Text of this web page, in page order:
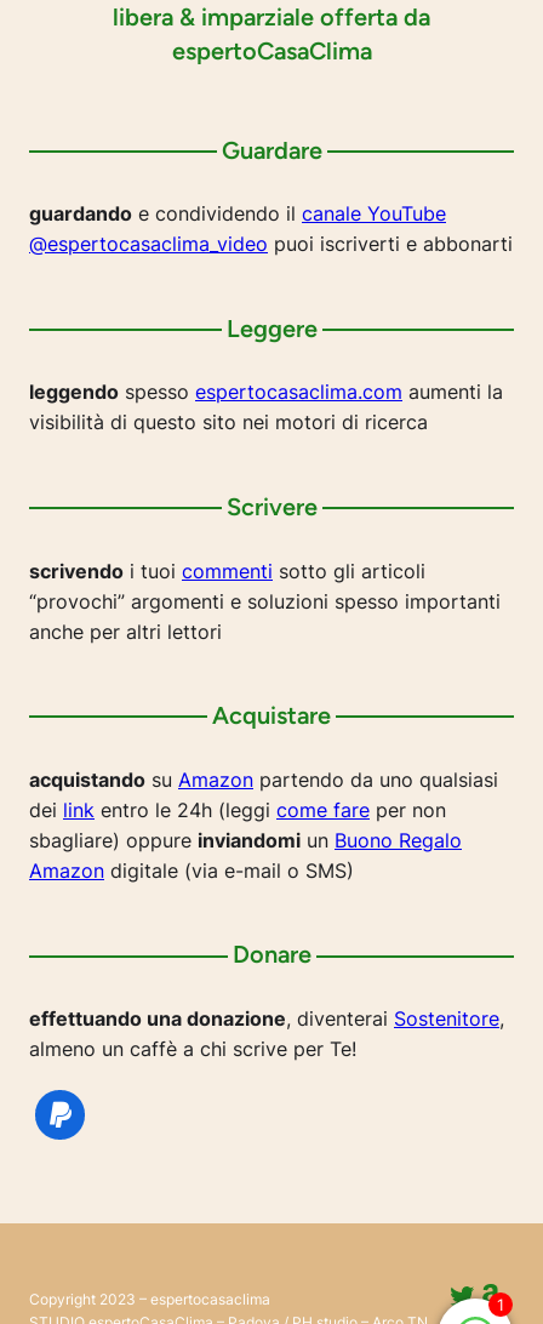
libera & imparziale offerta da
espertoCasaClima
Guardare
guardando e condividendo il canale YouTube
@espertocasaclima_video puoi iscriverti e abbonarti
Leggere
leggendo spesso espertocasaclima.com aumenti la
visibilità di questo sito nei motori di ricerca
Scrivere
scrivendo i tuoi commenti sotto gli articoli
“provochi” argomenti e soluzioni spesso importanti
anche per altri lettori
Acquistare
acquistando su Amazon partendo da uno qualsiasi
dei link entro le 24h (leggi come fare per non
sbagliare) oppure inviandomi un Buono Regalo
Amazon digitale (via e-mail o SMS)
Donare
effettuando una donazione, diventerai Sostenitore,
almeno un caffè a chi scrive per Te!
Copyright 2023 – espertocasaclima
1